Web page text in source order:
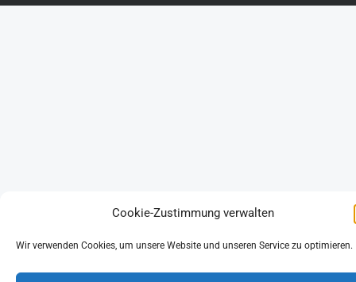
Cookie-Zustimmung verwalten
Wir verwenden Cookies, um unsere Website und unseren Service zu optimieren.